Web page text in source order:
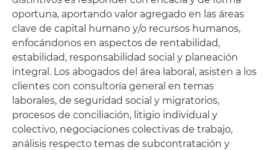
oportuna, aportando valor agregado en las áreas
clave de capital humano y/o recursos humanos,
enfocándonos en aspectos de rentabilidad,
estabilidad, responsabilidad social y planeación
integral. Los abogados del área laboral, asisten a los
clientes con consultoría general en temas
laborales, de seguridad social y migratorios,
procesos de conciliación, litigio individual y
colectivo, negociaciones colectivas de trabajo,
análisis respecto temas de subcontratación y